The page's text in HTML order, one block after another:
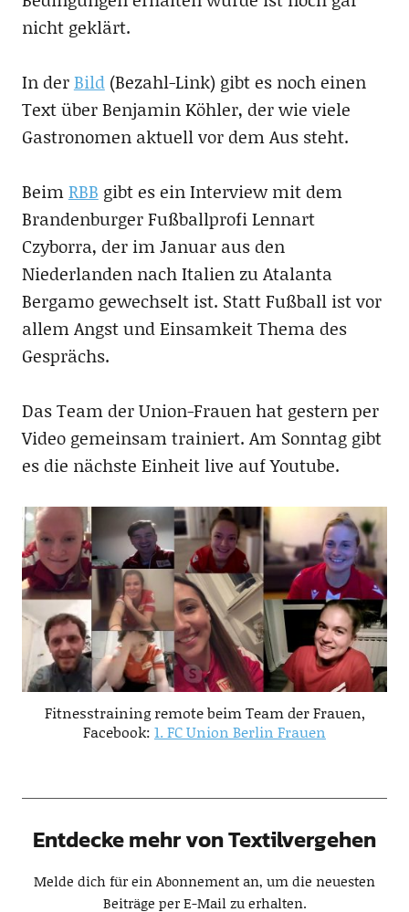
nicht geklärt.
In derBild(Bezahl-Link) gibt es noch einen
Text über Benjamin Köhler, der wie viele
Gastronomen aktuell vor dem Aus steht.
BeimRBB gibt es ein Interview mit dem
Brandenburger Fußballprofi Lennart
Czyborra, der im Januar aus den
Niederlanden nach Italien zu Atalanta
Bergamo gewechselt ist. Statt Fußball ist vor
allem Angst und Einsamkeit Thema des
Gesprächs.
Das Team der Union-Frauen hat gestern per
Video gemeinsam trainiert. Am Sonntag gibt
es die nächste Einheit live auf Youtube.
Fitnesstraining remote beim Team der Frauen,
Facebook: 1. FC Union Berlin Frauen
Entdecke mehr von Textilvergehen
Melde dich für ein Abonnement an, um die neuesten
Beiträge per E-Mail zu erhalten.